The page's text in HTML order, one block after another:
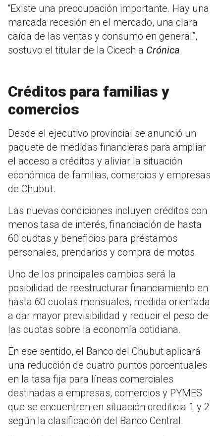
“Existe una preocupación importante. Hay una
marcada recesión en el mercado, una clara
caída de las ventas y consumo en general”,
sostuvo el titular de la Cicech a Crónica.
Créditos para familias y
comercios
Desde el ejecutivo provincial se anunció un
paquete de medidas financieras para ampliar
el acceso a créditos y aliviar la situación
económica de familias, comercios y empresas
de Chubut.
Las nuevas condiciones incluyen créditos con
menos tasa de interés, financiación de hasta
60 cuotas y beneficios para préstamos
personales, prendarios y compra de motos.
Uno de los principales cambios será la
posibilidad de reestructurar financiamiento en
hasta 60 cuotas mensuales, medida orientada
a dar mayor previsibilidad y reducir el peso de
las cuotas sobre la economía cotidiana.
En ese sentido, el Banco del Chubut aplicará
una reducción de cuatro puntos porcentuales
en la tasa fija para líneas comerciales
destinadas a empresas, comercios y PYMES
que se encuentren en situación crediticia 1 y 2
según la clasificación del Banco Central.